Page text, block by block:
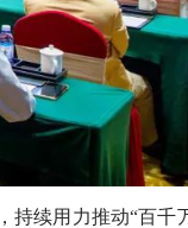
续用力推动“百千